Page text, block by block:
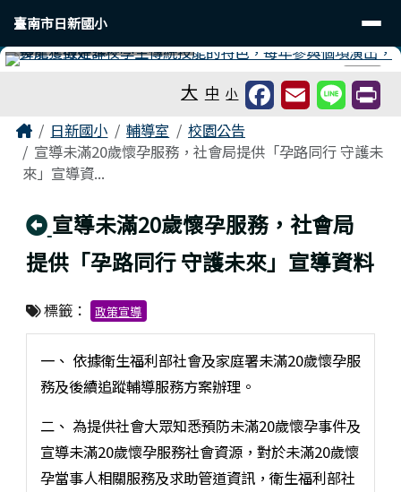
臺南市日新國小
導覽列
臺南市日新國小
⏸
大 中 小
主內容區域
Home日新國小 輔導室
校園公告
宣導未滿20歲懷孕服務，社會局提供「孕路同行 守護未
來」宣導資...
回上頁
宣導未滿20歲懷孕服務，社會局
提供「孕路同行 守護未來」宣導資料
標籤： 政策宣導
一、 依據衛生福利部社會及家庭署未滿20歲懷孕服
務及後續追蹤輔導服務方案辦理。
二、 為提供社會大眾知悉預防未滿20歲懷孕事件及
宣導未滿20歲懷孕服務社會資源，對於未滿20歲懷
孕當事人相關服務及求助管道資訊，衛生福利部社
頁尾區域